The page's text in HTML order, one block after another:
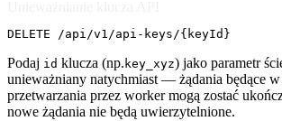
DELETE /api/v1/api-keys/{keyId}
Podaj id klucza (np. key_xyz) jako parametr
unieważniany natychmiast — żądania będące
przetwarzania przez worker mogą zostać
nowe żądania nie będą uwierzytelnione.